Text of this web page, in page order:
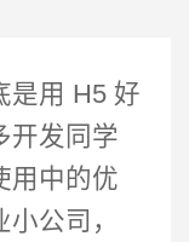
是用 H5 好
开发同学
用中的优
公司，